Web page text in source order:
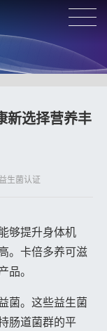
新选择营养丰
生菌认证
够提升身体机
。卡倍多养可滋
品。
菌。这些益生菌
肠道菌群的平